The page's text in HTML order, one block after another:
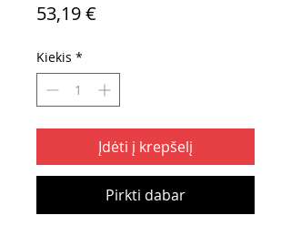
53,19 €
Kiekis *
Įdėti į krepšelį
Pirkti dabar